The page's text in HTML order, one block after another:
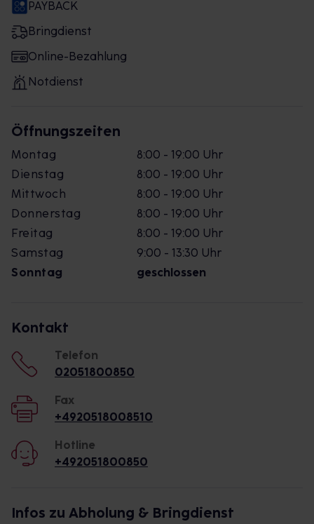
PAYBACK
Bringdienst
Online-Bezahlung
Notdienst
Öffnungszeiten
Montag
8:00 - 19:00 Uhr
Dienstag
8:00 - 19:00 Uhr
Mittwoch
8:00 - 19:00 Uhr
Donnerstag
8:00 - 19:00 Uhr
Freitag
8:00 - 19:00 Uhr
Samstag
9:00 - 13:30 Uhr
Sonntag
geschlossen
Kontakt
Telefon
02051800850
Fax
+4920518008510
Hotline
+492051800850
Infos zu Abholung & Bringdienst